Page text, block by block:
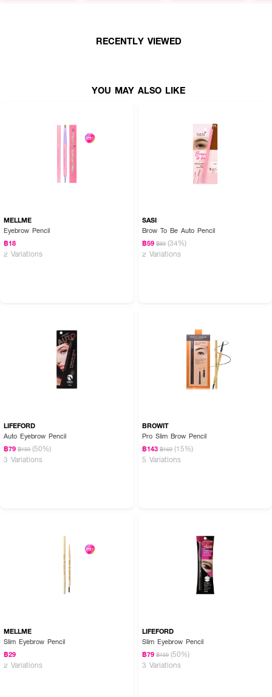
• ดินสอเขียนคิ้ว
• หัวเรียวเล็กเพียง 1 มม.
วาดโครงคิ้วด้วยดินสอเขียนคิ้ว
COSLUXE Slimbrow Pencil โดยเน้นตั้งแต่กลาง
คิ้วถึงหางคิ้ว เว้นช่วงหัวคิ้วไว้ ใช้แปรงปัดจากหัวคิ้วไปบรรจบช่วงกลางคิ้วที่เรา
เขียนไว้ ช่วยให้โครงคิ้วดูมีมิติ ได้เส้นที่อ่อนโยนดูธรรมชาติ
RECENTLY VIEWED
YOU MAY ALSO LIKE
MELLME
Eyebrow Pencil
฿18
2 Variations
SASI
Brow To Be Auto Pencil
฿59 ฿89 (34%)
2 Variations
LIFEFORD
Auto Eyebrow Pencil
฿79 ฿159 (50%)
3 Variations
BROWIT
Pro Slim Brow Pencil
฿143 ฿169 (15%)
5 Variations
MELLME
Slim Eyebrow Pencil
฿29
2 Variations
LIFEFORD
Slim Eyebrow Pencil
฿79 ฿159 (50%)
3 Variations